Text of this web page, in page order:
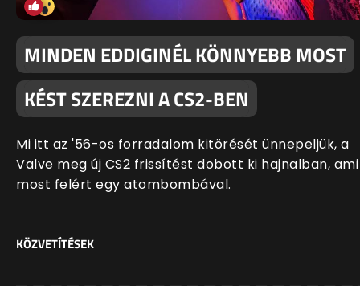
MINDEN EDDIGINÉL KÖNNYEBB MOST
KÉST SZEREZNI A CS2-BEN
Mi itt az '56-os forradalom kitörését ünnepeljük, a
Valve meg új CS2 frissítést dobott ki hajnalban, ami
most felért egy atombombával.
KÖZVETÍTÉSEK